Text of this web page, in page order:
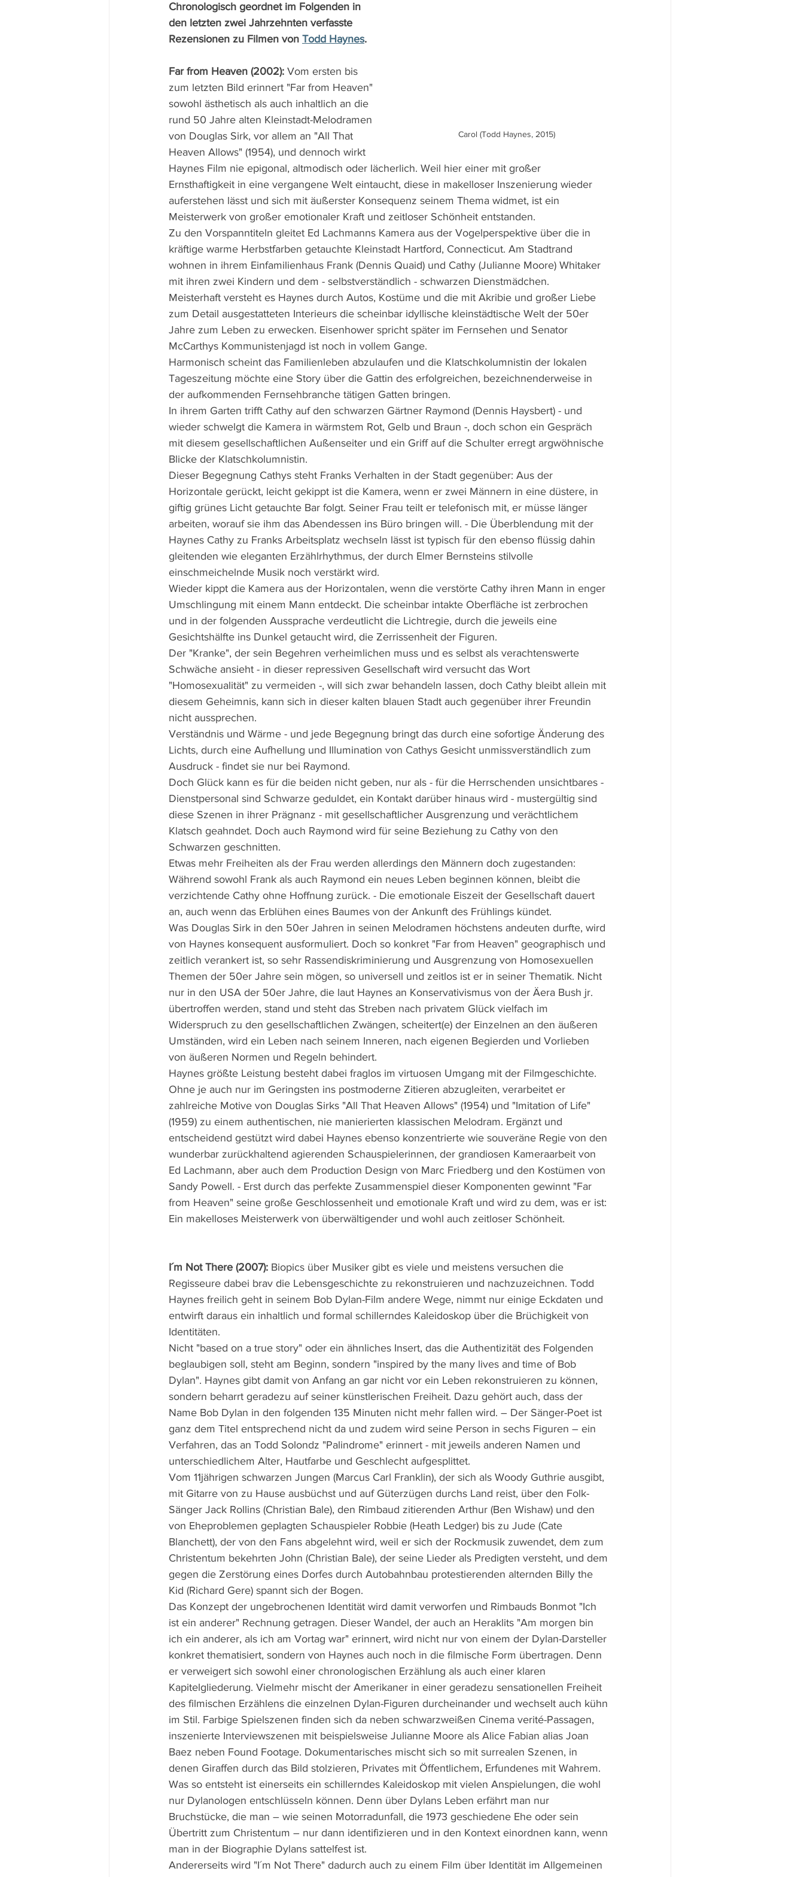
Carol (Todd Haynes, 2015)
Chronologisch geordnet im Folgenden in
den letzten zwei Jahrzehnten verfasste
Rezensionen zu Filmen von Todd Haynes.
Far from Heaven (2002): Vom ersten bis
zum letzten Bild erinnert "Far from Heaven"
sowohl ästhetisch als auch inhaltlich an die
rund 50 Jahre alten Kleinstadt-Melodramen
von Douglas Sirk, vor allem an "All That
Heaven Allows" (1954), und dennoch wirkt
Haynes Film nie epigonal, altmodisch oder lächerlich. Weil hier einer mit großer
Ernsthaftigkeit in eine vergangene Welt eintaucht, diese in makelloser Inszenierung wieder
auferstehen lässt und sich mit äußerster Konsequenz seinem Thema widmet, ist ein
Meisterwerk von großer emotionaler Kraft und zeitloser Schönheit entstanden.
Zu den Vorspanntiteln gleitet Ed Lachmanns Kamera aus der Vogelperspektive über die in
kräftige warme Herbstfarben getauchte Kleinstadt Hartford, Connecticut. Am Stadtrand
wohnen in ihrem Einfamilienhaus Frank (Dennis Quaid) und Cathy (Julianne Moore) Whitaker
mit ihren zwei Kindern und dem - selbstverständlich - schwarzen Dienstmädchen.
Meisterhaft versteht es Haynes durch Autos, Kostüme und die mit Akribie und großer Liebe
zum Detail ausgestatteten Interieurs die scheinbar idyllische kleinstädtische Welt der 50er
Jahre zum Leben zu erwecken. Eisenhower spricht später im Fernsehen und Senator
McCarthys Kommunistenjagd ist noch in vollem Gange.
Harmonisch scheint das Familienleben abzulaufen und die Klatschkolumnistin der lokalen
Tageszeitung möchte eine Story über die Gattin des erfolgreichen, bezeichnenderweise in
der aufkommenden Fernsehbranche tätigen Gatten bringen.
In ihrem Garten trifft Cathy auf den schwarzen Gärtner Raymond (Dennis Haysbert) - und
wieder schwelgt die Kamera in wärmstem Rot, Gelb und Braun -, doch schon ein Gespräch
mit diesem gesellschaftlichen Außenseiter und ein Griff auf die Schulter erregt argwöhnische
Blicke der Klatschkolumnistin.
Dieser Begegnung Cathys steht Franks Verhalten in der Stadt gegenüber: Aus der
Horizontale gerückt, leicht gekippt ist die Kamera, wenn er zwei Männern in eine düstere, in
giftig grünes Licht getauchte Bar folgt. Seiner Frau teilt er telefonisch mit, er müsse länger
arbeiten, worauf sie ihm das Abendessen ins Büro bringen will. - Die Überblendung mit der
Haynes Cathy zu Franks Arbeitsplatz wechseln lässt ist typisch für den ebenso flüssig dahin
gleitenden wie eleganten Erzählrhythmus, der durch Elmer Bernsteins stilvolle
einschmeichelnde Musik noch verstärkt wird.
Wieder kippt die Kamera aus der Horizontalen, wenn die verstörte Cathy ihren Mann in enger
Umschlingung mit einem Mann entdeckt. Die scheinbar intakte Oberfläche ist zerbrochen
und in der folgenden Aussprache verdeutlicht die Lichtregie, durch die jeweils eine
Gesichtshälfte ins Dunkel getaucht wird, die Zerrissenheit der Figuren.
Der "Kranke", der sein Begehren verheimlichen muss und es selbst als verachtenswerte
Schwäche ansieht - in dieser repressiven Gesellschaft wird versucht das Wort
"Homosexualität" zu vermeiden -, will sich zwar behandeln lassen, doch Cathy bleibt allein mit
diesem Geheimnis, kann sich in dieser kalten blauen Stadt auch gegenüber ihrer Freundin
nicht aussprechen.
Verständnis und Wärme - und jede Begegnung bringt das durch eine sofortige Änderung des
Lichts, durch eine Aufhellung und Illumination von Cathys Gesicht unmissverständlich zum
Ausdruck - findet sie nur bei Raymond.
Doch Glück kann es für die beiden nicht geben, nur als - für die Herrschenden unsichtbares -
Dienstpersonal sind Schwarze geduldet, ein Kontakt darüber hinaus wird - mustergültig sind
diese Szenen in ihrer Prägnanz - mit gesellschaftlicher Ausgrenzung und verächtlichem
Klatsch geahndet. Doch auch Raymond wird für seine Beziehung zu Cathy von den
Schwarzen geschnitten.
Etwas mehr Freiheiten als der Frau werden allerdings den Männern doch zugestanden:
Während sowohl Frank als auch Raymond ein neues Leben beginnen können, bleibt die
verzichtende Cathy ohne Hoffnung zurück. - Die emotionale Eiszeit der Gesellschaft dauert
an, auch wenn das Erblühen eines Baumes von der Ankunft des Frühlings kündet.
Was Douglas Sirk in den 50er Jahren in seinen Melodramen höchstens andeuten durfte, wird
von Haynes konsequent ausformuliert. Doch so konkret "Far from Heaven" geographisch und
zeitlich verankert ist, so sehr Rassendiskriminierung und Ausgrenzung von Homosexuellen
Themen der 50er Jahre sein mögen, so universell und zeitlos ist er in seiner Thematik. Nicht
nur in den USA der 50er Jahre, die laut Haynes an Konservativismus von der Äera Bush jr.
übertroffen werden, stand und steht das Streben nach privatem Glück vielfach im
Widerspruch zu den gesellschaftlichen Zwängen, scheitert(e) der Einzelnen an den äußeren
Umständen, wird ein Leben nach seinem Inneren, nach eigenen Begierden und Vorlieben
von äußeren Normen und Regeln behindert.
Haynes größte Leistung besteht dabei fraglos im virtuosen Umgang mit der Filmgeschichte.
Ohne je auch nur im Geringsten ins postmoderne Zitieren abzugleiten, verarbeitet er
zahlreiche Motive von Douglas Sirks "All That Heaven Allows" (1954) und "Imitation of Life"
(1959) zu einem authentischen, nie manierierten klassischen Melodram. Ergänzt und
entscheidend gestützt wird dabei Haynes ebenso konzentrierte wie souveräne Regie von den
wunderbar zurückhaltend agierenden Schauspielerinnen, der grandiosen Kameraarbeit von
Ed Lachmann, aber auch dem Production Design von Marc Friedberg und den Kostümen von
Sandy Powell. - Erst durch das perfekte Zusammenspiel dieser Komponenten gewinnt "Far
from Heaven" seine große Geschlossenheit und emotionale Kraft und wird zu dem, was er ist:
Ein makelloses Meisterwerk von überwältigender und wohl auch zeitloser Schönheit.
I´m Not There (2007): Biopics über Musiker gibt es viele und meistens versuchen die
Regisseure dabei brav die Lebensgeschichte zu rekonstruieren und nachzuzeichnen. Todd
Haynes freilich geht in seinem Bob Dylan-Film andere Wege, nimmt nur einige Eckdaten und
entwirft daraus ein inhaltlich und formal schillerndes Kaleidoskop über die Brüchigkeit von
Identitäten.
Nicht "based on a true story" oder ein ähnliches Insert, das die Authentizität des Folgenden
beglaubigen soll, steht am Beginn, sondern "inspired by the many lives and time of Bob
Dylan". Haynes gibt damit von Anfang an gar nicht vor ein Leben rekonstruieren zu können,
sondern beharrt geradezu auf seiner künstlerischen Freiheit. Dazu gehört auch, dass der
Name Bob Dylan in den folgenden 135 Minuten nicht mehr fallen wird. – Der Sänger-Poet ist
ganz dem Titel entsprechend nicht da und zudem wird seine Person in sechs Figuren – ein
Verfahren, das an Todd Solondz "Palindrome" erinnert - mit jeweils anderen Namen und
unterschiedlichem Alter, Hautfarbe und Geschlecht aufgesplittet.
Vom 11jährigen schwarzen Jungen (Marcus Carl Franklin), der sich als Woody Guthrie ausgibt,
mit Gitarre von zu Hause ausbüchst und auf Güterzügen durchs Land reist, über den Folk-
Sänger Jack Rollins (Christian Bale), den Rimbaud zitierenden Arthur (Ben Wishaw) und den
von Eheproblemen geplagten Schauspieler Robbie (Heath Ledger) bis zu Jude (Cate
Blanchett), der von den Fans abgelehnt wird, weil er sich der Rockmusik zuwendet, dem zum
Christentum bekehrten John (Christian Bale), der seine Lieder als Predigten versteht, und dem
gegen die Zerstörung eines Dorfes durch Autobahnbau protestierenden alternden Billy the
Kid (Richard Gere) spannt sich der Bogen.
Das Konzept der ungebrochenen Identität wird damit verworfen und Rimbauds Bonmot "Ich
ist ein anderer" Rechnung getragen. Dieser Wandel, der auch an Heraklits "Am morgen bin
ich ein anderer, als ich am Vortag war" erinnert, wird nicht nur von einem der Dylan-Darsteller
konkret thematisiert, sondern von Haynes auch noch in die filmische Form übertragen. Denn
er verweigert sich sowohl einer chronologischen Erzählung als auch einer klaren
Kapitelgliederung. Vielmehr mischt der Amerikaner in einer geradezu sensationellen Freiheit
des filmischen Erzählens die einzelnen Dylan-Figuren durcheinander und wechselt auch kühn
im Stil. Farbige Spielszenen finden sich da neben schwarzweißen Cinema verité-Passagen,
inszenierte Interviewszenen mit beispielsweise Julianne Moore als Alice Fabian alias Joan
Baez neben Found Footage. Dokumentarisches mischt sich so mit surrealen Szenen, in
denen Giraffen durch das Bild stolzieren, Privates mit Öffentlichem, Erfundenes mit Wahrem.
Was so entsteht ist einerseits ein schillerndes Kaleidoskop mit vielen Anspielungen, die wohl
nur Dylanologen entschlüsseln können. Denn über Dylans Leben erfährt man nur
Bruchstücke, die man – wie seinen Motorradunfall, die 1973 geschiedene Ehe oder sein
Übertritt zum Christentum – nur dann identifizieren und in den Kontext einordnen kann, wenn
man in der Biographie Dylans sattelfest ist.
Andererseits wird "I´m Not There" dadurch auch zu einem Film über Identität im Allgemeinen